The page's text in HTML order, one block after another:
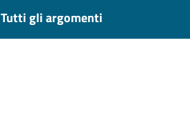
Tutti gli argomenti